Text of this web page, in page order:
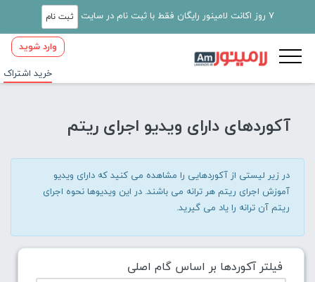
7 روز اکانت لامینور رایگان فقط با ثبت نام در سایت ثبت نام
وارد شوید
خرید اشتراک
آکوردهای دارای ویدیو اجرای ریتم
در زیر لیستی از آکوردهایی را مشاهده می کنید که دارای ویدیو
آموزش اجرای ریتم هر ترانه می باشند. در این ویدیوها نحوه اجرای
ریتم آن ترانه را یاد می گیرید.
فیلتر آکوردها بر اساس گام اصلی